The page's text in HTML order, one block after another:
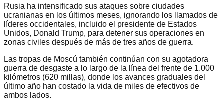
Rusia ha intensificado sus ataques sobre ciudades
ucranianas en los últimos meses, ignorando los llamados de
líderes occidentales, incluido el presidente de Estados
Unidos, Donald Trump, para detener sus operaciones en
zonas civiles después de más de tres años de guerra.
Las tropas de Moscú también continúan con su agotadora
guerra de desgaste a lo largo de la línea del frente de 1.000
kilómetros (620 millas), donde los avances graduales del
último año han costado la vida de miles de efectivos de
ambos lados.